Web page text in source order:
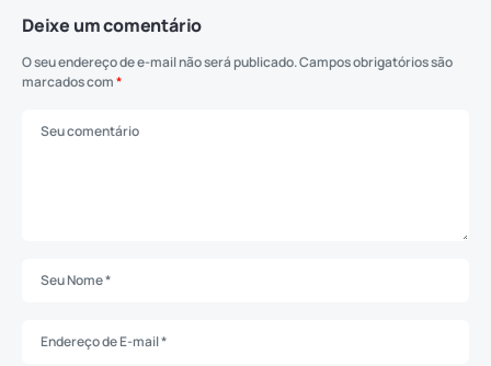
Deixe um comentário
O seu endereço de e-mail não será publicado.Campos obrigatórios são
marcados com*